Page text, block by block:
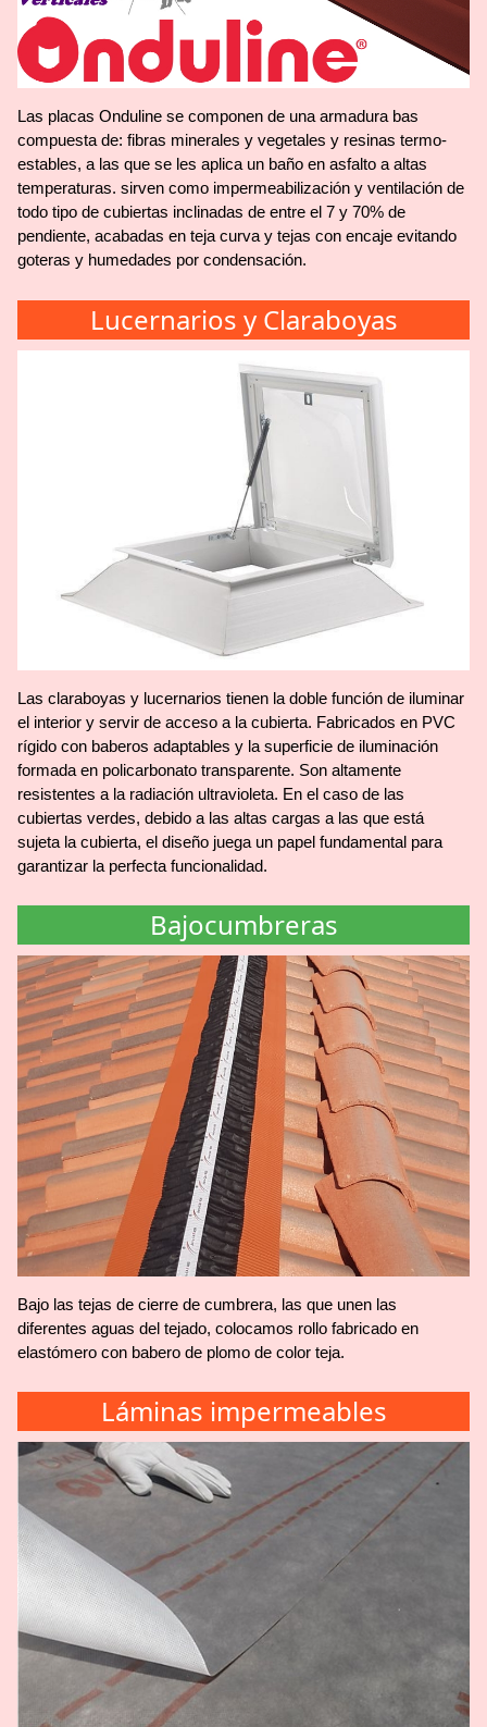
Las placas Onduline se componen de una armadura bas
compuesta de: fibras minerales y vegetales y resinas termo-
estables, a las que se les aplica un baño en asfalto a altas
temperaturas. sirven como impermeabilización y ventilación de
todo tipo de cubiertas inclinadas de entre el 7 y 70% de
pendiente, acabadas en teja curva y tejas con encaje evitando
goteras y humedades por condensación.
Lucernarios y Claraboyas
Las claraboyas y lucernarios tienen la doble función de iluminar
el interior y servir de acceso a la cubierta. Fabricados en PVC
rígido con baberos adaptables y la superficie de iluminación
formada en policarbonato transparente. Son altamente
resistentes a la radiación ultravioleta. En el caso de las
cubiertas verdes, debido a las altas cargas a las que está
sujeta la cubierta, el diseño juega un papel fundamental para
garantizar la perfecta funcionalidad.
Bajocumbreras
Bajo las tejas de cierre de cumbrera, las que unen las
diferentes aguas del tejado, colocamos rollo fabricado en
elastómero con babero de plomo de color teja.
Láminas impermeables